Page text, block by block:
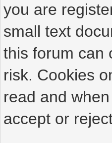
you are
small text
this forum can
risk. Cookies
read and
accept or